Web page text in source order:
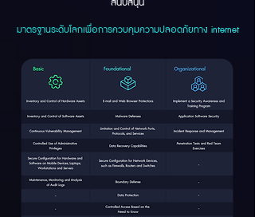
มาตรฐานระดับโลกเพื่อการควบคุมความปลอดภัยทาง internet